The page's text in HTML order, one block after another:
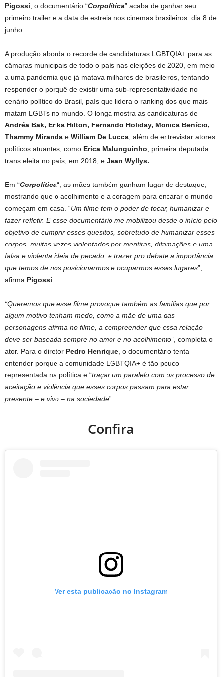
Pigossi , o documentário “Corpolítica” acaba de ganhar seu
primeiro trailer e a data de estreia nos cinemas brasileiros: dia 8 de
junho.
A produção aborda o recorde de candidaturas LGBTQIA+ para as
câmaras municipais de todo o país nas eleições de 2020, em meio
a uma pandemia que já matava milhares de brasileiros, tentando
responder o porquê de existir uma sub-representatividade no
cenário político do Brasil, país que lidera o ranking dos que mais
matam LGBTs no mundo. O longa mostra as candidaturas de
Andréa Bak, Erika Hilton, Fernando Holiday, Monica Benício,
Thammy Miranda e William De Lucca , além de entrevistar atores
políticos atuantes, como Erica Malunguinho , primeira deputada
trans eleita no país, em 2018, e Jean Wyllys.
Em “Corpolítica“, as mães também ganham lugar de destaque,
mostrando que o acolhimento e a coragem para encarar o mundo
começam em casa. “Um filme tem o poder de tocar, humanizar e
fazer refletir. E esse documentário me mobilizou desde o início pelo
objetivo de cumprir esses quesitos, sobretudo de humanizar esses
corpos, muitas vezes violentados por mentiras, difamações e uma
falsa e violenta ideia de pecado, e trazer pro debate a importância
que temos de nos posicionarmos e ocuparmos esses lugares”,
afirma Pigossi
“Queremos que esse filme provoque também as famílias que por
algum motivo tenham medo, como a mãe de uma das
personagens afirma no filme, a compreender que essa relação
deve ser baseada sempre no amor e no acolhimento”, completa o
ator. Para o diretor Pedro Henrique , o documentário tenta
entender porque a comunidade LGBTQIA+ é tão pouco
representada na política e “traçar um paralelo com os processo de
aceitação e violência que esses corpos passam para estar
presente – e vivo – na sociedade”.
Confira
Ver esta publicação no Instagram